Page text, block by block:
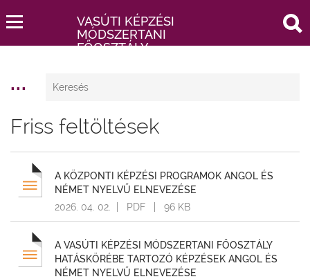
VASÚTI KÉPZÉSI
MÓDSZERTANI
FŐOSZTÁLY
SZŰRŐK
Vizsgaközpont
Iroda
Vizsga
Képzésfejlesztési
Iroda
Vizsgabiztosi,
Ellenőrzési
és
Eljárási
...
Friss feltöltések
A KÖZPONTI KÉPZÉSI PROGRAMOK ANGOL ÉS
NÉMET NYELVŰ ELNEVEZÉSE
2026. 04. 02.
| PDF | 96 KB
A VASÚTI KÉPZÉSI MÓDSZERTANI FŐOSZTÁLY
HATÁSKÖRÉBE TARTOZÓ KÉPZÉSEK ANGOL ÉS
NÉMET NYELVŰ ELNEVEZÉSE